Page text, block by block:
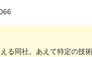
る同社。あえて特定の技